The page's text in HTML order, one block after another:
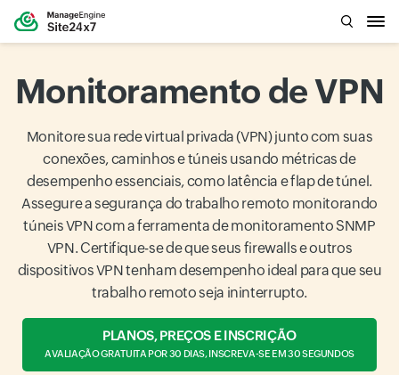
Monitoramento de VPN
Monitore sua rede virtual privada (VPN) junto com suas
conexões, caminhos e túneis usando métricas de
desempenho essenciais, como latência e flap de túnel.
Assegure a segurança do trabalho remoto monitorando
túneis VPN com a ferramenta de monitoramento SNMP
VPN. Certifique-se de que seus firewalls e outros
dispositivos VPN tenham desempenho ideal para que seu
trabalho remoto seja ininterrupto.
PLANOS, PREÇOS E INSCRIÇÃO
AVALIAÇÃO GRATUITA POR 30 DIAS, INSCREVA-SE EM 30 SEGUNDOS